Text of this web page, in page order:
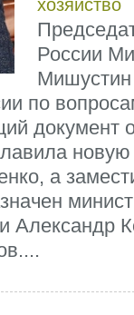
хозяйство
России
Мишустин
по
документ
новую
а
Александр